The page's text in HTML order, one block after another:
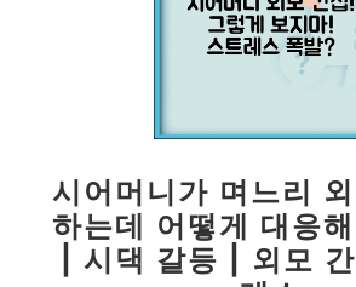
시어머니가 며느리
하는데 어떻게 대응
| 시댁 갈등 | 외모